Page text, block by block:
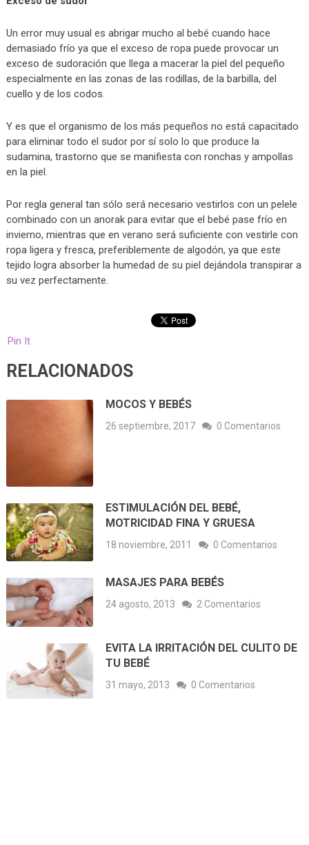
Un error muy usual es abrigar mucho al bebé cuando hace
demasiado frío ya que el exceso de ropa puede provocar un
exceso de sudoración que llega a macerar la piel del pequeño
especialmente en las zonas de las rodillas, de la barbilla, del
cuello y de los codos.
Y es que el organismo de los más pequeños no está capacitado
para eliminar todo el sudor por sí solo lo que produce la
sudamina, trastorno que se manifiesta con ronchas y ampollas
en la piel.
Por regla general tan sólo será necesario vestirlos con un pelele
combinado con un anorak para evitar que el bebé pase frío en
invierno, mientras que en verano será suficiente con vestirle con
ropa ligera y fresca, preferiblemente de algodón, ya que este
tejido logra absorber la humedad de su piel dejándola transpirar a
su vez perfectamente.
Pin It
RELACIONADOS
MOCOS Y BEBÉS
26 septiembre, 2017 0 Comentarios
ESTIMULACIÓN DEL BEBÉ,
MOTRICIDAD FINA Y GRUESA
18 noviembre, 2011 0 Comentarios
MASAJES PARA BEBÉS
24 agosto, 2013 2 Comentarios
EVITA LA IRRITACIÓN DEL CULITO DE
TU BEBÉ
31 mayo, 2013 0 Comentarios